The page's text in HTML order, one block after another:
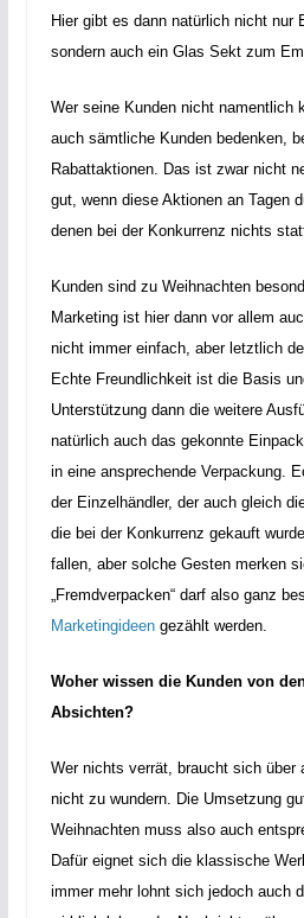
Hier gibt es dann natürlich nicht nur
sondern auch ein Glas Sekt zum
Wer seine Kunden nicht namentlich
auch sämtliche Kunden bedenken,
Rabattaktionen. Das ist zwar nicht
gut, wenn diese Aktionen an Tagen
denen bei der Konkurrenz nichts
Kunden sind zu Weihnachten
Marketing ist hier dann vor allem
nicht immer einfach, aber letztlich
Echte Freundlichkeit ist die Basis
Unterstützung dann die weitere
natürlich auch das gekonnte
in eine ansprechende Verpackung.
der Einzelhändler, der auch gleich
die bei der Konkurrenz gekauft
fallen, aber solche Gesten merken
„Fremdverpacken“ darf also ganz
Marketingideengezählt werden.
Woher wissen die Kunden von
Absichten?
Wer nichts verrät, braucht sich über
nicht zu wundern. Die Umsetzung
Weihnachten muss also auch
Dafür eignet sich die klassische
immer mehr lohnt sich jedoch auch